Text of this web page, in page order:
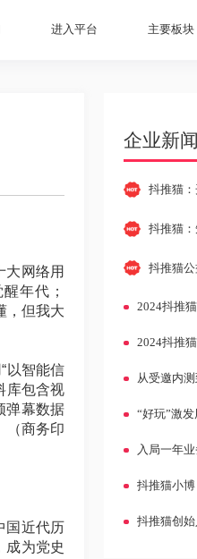
进入平台 主要板块
大网络用
年代；
，但我大
以智能信
库包含视
弹幕数据
（商务印
国近代历
成为党史
企业新闻